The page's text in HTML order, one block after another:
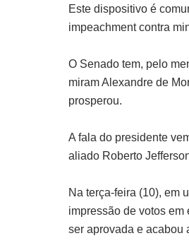
Este dispositivo é
impeachment contra
O Senado tem, pelo
miram Alexandre de
prosperou.
A fala do presidente
aliado Roberto
Na terça-feira (10), em
impressão de votos
ser aprovada e acabou